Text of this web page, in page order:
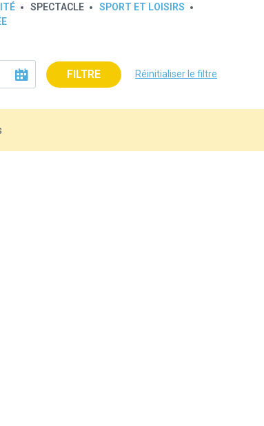
SPECTACLE
SPORT ET LOISIRS
FILTRE Réinitialiser le filtre